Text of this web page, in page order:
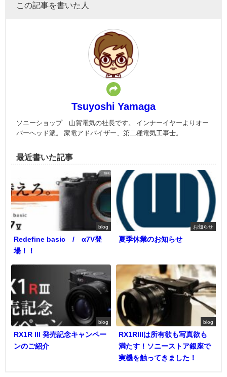
この記事を書いた人
Tsuyoshi Yamaga
ソニーショップ 山賀電気の社長です。 インナーイヤーよりオー
バーヘッド派。 家電アドバイザー、第二種電気工事士。
最近書いた記事
blog
Redefine basic / α7V登
場！！
お知らせ
夏季休業のお知らせ
blog
RX1R III 発売記念キャンペー
ンのご紹介
blog
RX1RIIIは所有欲も写真欲も
満たす！ソニーストア銀座で
実機を触ってきました！